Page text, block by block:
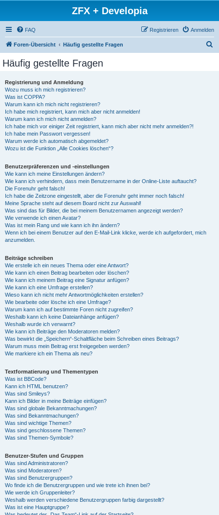
ZFX + Developia
FAQ Anmelden
Registrieren
Foren-Übersicht Häufig gestellte Fragen
Häufig gestellte Fragen
Registrierung und Anmeldung
Wozu muss ich mich registrieren?
Was ist COPPA?
Warum kann ich mich nicht registrieren?
Ich habe mich registriert, kann mich aber nicht anmelden!
Warum kann ich mich nicht anmelden?
Ich habe mich vor einiger Zeit registriert, kann mich aber nicht mehr anmelden?!
Ich habe mein Passwort vergessen!
Warum werde ich automatisch abgemeldet?
Wozu ist die Funktion „Alle Cookies löschen“?
Benutzerpräferenzen und -einstellungen
Wie kann ich meine Einstellungen ändern?
Wie kann ich verhindern, dass mein Benutzername in der Online-Liste auftaucht?
Die Forenuhr geht falsch!
Ich habe die Zeitzone eingestellt, aber die Forenuhr geht immer noch falsch!
Meine Sprache steht auf diesem Board nicht zur Auswahl!
Was sind das für Bilder, die bei meinem Benutzernamen angezeigt werden?
Wie verwende ich einen Avatar?
Was ist mein Rang und wie kann ich ihn ändern?
Wenn ich bei einem Benutzer auf den E-Mail-Link klicke, werde ich aufgefordert, mich
anzumelden.
Beiträge schreiben
Wie erstelle ich ein neues Thema oder eine Antwort?
Wie kann ich einen Beitrag bearbeiten oder löschen?
Wie kann ich meinem Beitrag eine Signatur anfügen?
Wie kann ich eine Umfrage erstellen?
Wieso kann ich nicht mehr Antwortmöglichkeiten erstellen?
Wie bearbeite oder lösche ich eine Umfrage?
Warum kann ich auf bestimmte Foren nicht zugreifen?
Weshalb kann ich keine Dateianhänge anfügen?
Weshalb wurde ich verwarnt?
Wie kann ich Beiträge den Moderatoren melden?
Was bewirkt die „Speichern“-Schaltfläche beim Schreiben eines Beitrags?
Warum muss mein Beitrag erst freigegeben werden?
Wie markiere ich ein Thema als neu?
Textformatierung und Thementypen
Was ist BBCode?
Kann ich HTML benutzen?
Was sind Smileys?
Kann ich Bilder in meine Beiträge einfügen?
Was sind globale Bekanntmachungen?
Was sind Bekanntmachungen?
Was sind wichtige Themen?
Was sind geschlossene Themen?
Was sind Themen-Symbole?
Benutzer-Stufen und Gruppen
Was sind Administratoren?
Was sind Moderatoren?
Was sind Benutzergruppen?
Wo finde ich die Benutzergruppen und wie trete ich ihnen bei?
Wie werde ich Gruppenleiter?
Weshalb werden verschiedene Benutzergruppen farbig dargestellt?
Was ist eine Hauptgruppe?